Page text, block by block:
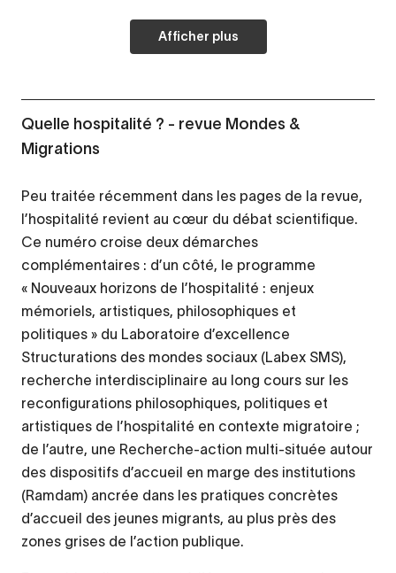
Afficher plus
Quelle hospitalité ? - revue Mondes &
Migrations
Peu traitée récemment dans les pages de la revue,
l’hospitalité revient au cœur du débat scientifique.
Ce numéro croise deux démarches
complémentaires : d’un côté, le programme
« Nouveaux horizons de l’hospitalité : enjeux
mémoriels, artistiques, philosophiques et
politiques » du Laboratoire d’excellence
Structurations des mondes sociaux (Labex SMS),
recherche interdisciplinaire au long cours sur les
reconfigurations philosophiques, politiques et
artistiques de l’hospitalité en contexte migratoire ;
de l’autre, une Recherche-action multi-située autour
des dispositifs d’accueil en marge des institutions
(Ramdam) ancrée dans les pratiques concrètes
d’accueil des jeunes migrants, au plus près des
zones grises de l’action publique.